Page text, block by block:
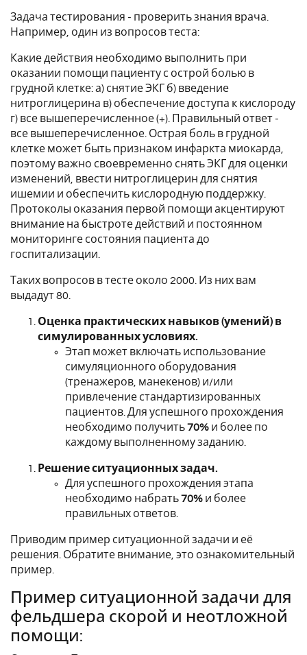
Задача тестирования - проверить знания врача.
Например, один из вопросов теста:
Какие действия необходимо выполнить при
оказании помощи пациенту с острой болью в
грудной клетке: а) снятие ЭКГ б) введение
нитроглицерина в) обеспечение доступа к кислороду
г) все вышеперечисленное (+). Правильный ответ -
все вышеперечисленное. Острая боль в грудной
клетке может быть признаком инфаркта миокарда,
поэтому важно своевременно снять ЭКГ для оценки
изменений, ввести нитроглицерин для снятия
ишемии и обеспечить кислородную поддержку.
Протоколы оказания первой помощи акцентируют
внимание на быстроте действий и постоянном
мониторинге состояния пациента до
госпитализации.
Таких вопросов в тесте около 2000. Из них вам
выдадут 80.
Оценка практических навыков (умений) в
симулированных условиях.
Этап может включать использование
симуляционного оборудования
(тренажеров, манекенов) и/или
привлечение стандартизированных
пациентов. Для успешного прохождения
необходимо получить70% и более по
каждому выполненному заданию.
Решение ситуационных задач.
Для успешного прохождения этапа
необходимо набрать70% и более
правильных ответов.
Приводим пример ситуационной задачи и её
решения. Обратите внимание, это ознакомительный
пример.
Пример ситуационной задачи для
фельдшера скорой и неотложной
помощи: